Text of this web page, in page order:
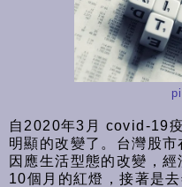
自2020年3月 covid-19
明顯的改變了。台灣股市
因應生活型態的改變，
10個月的紅燈，接著是